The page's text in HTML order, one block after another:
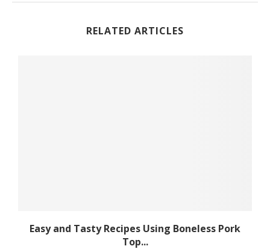
RELATED ARTICLES
Easy and Tasty Recipes Using Boneless Pork
Top...